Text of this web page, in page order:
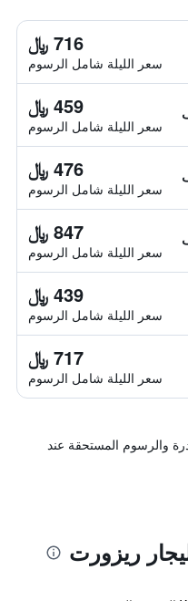
716 ﷼
سعر الليلة شامل الرسوم
459 ﷼
سعر الليلة شامل الرسوم
476 ﷼
سعر الليلة شامل الرسوم
847 ﷼
سعر الليلة شامل الرسوم
439 ﷼
سعر الليلة شامل الرسوم
717 ﷼
سعر الليلة شامل الرسوم
والرسوم المستحقة عند
ريزورت